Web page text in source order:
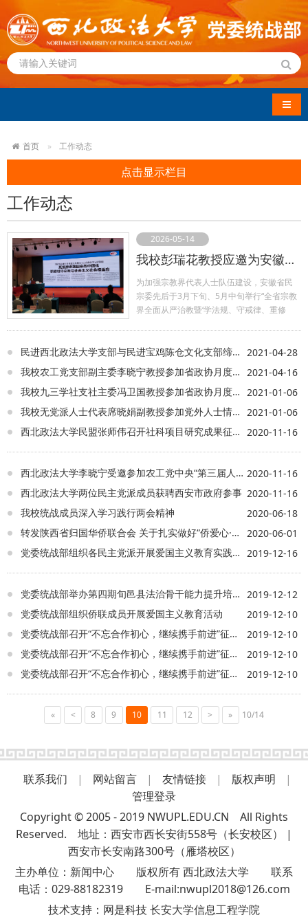
导航
首页 工作动态
点击显示栏目
工作动态
2026-05-14
我校彭瑞花教授应邀为安徽省宗教界培训班授课
为加强宗教界代表人士队伍建设，安徽省民
宗委先后于3月下旬、5月中旬举行“全省宗教
界全面从严治教暨‘学法规、守戒律、重修
两期培训班作“宗教政策法规解读”专题讲座，
安徽省各大宗教团体领导班子成员和主要宗
教活动场所负责人等170余人参加培训。
讲座中，彭瑞花教授围绕学习宗教政策
法规的重要意义、新时代党的宗教工作基本
方针以及当前宗教事务法律体系等内容，进
行了系统深入的解读。授课内容严谨规范、
民进西北政法大学支部与民进宝鸡陈仓文化支部缔结友好支部
2021-04-28
我校农工党支部副主委李晓宁教授参加省政协月度协商座谈会
2021-04-16
我校九三学社支社主委冯卫国教授参加省政协月度协商座谈会
2021-01-06
我校无党派人士代表席晓娟副教授参加党外人士情况通报会
2021-01-06
西北政法大学民盟张师伟召开社科项目研究成果征求意见会
2020-11-16
西北政法大学李晓宁受邀参加农工党中央“第三届人口发展战略研讨会” 2020-11-16
西北政法大学两位民主党派成员获聘西安市政府参事 2020-11-16
我校统战成员深入学习践行两会精神
2020-06-18
转发陕西省归国华侨联合会 关于扎实做好“侨爱心·光明行”活动的通知
2020-06-01
党委统战部组织各民主党派开展爱国主义教育实践活动
2019-12-16
党委统战部举办第四期旬邑县法治骨干能力提升培训班
2019-12-12
党委统战部组织侨联成员开展爱国主义教育活动
2019-12-10
党委统战部召开“不忘合作初心，继续携手前进”征求意见座谈会
2019-12-10
党委统战部召开“不忘合作初心，继续携手前进”征求意见座谈会
2019-12-10
党委统战部召开“不忘合作初心，继续携手前进”征求意见座谈会
2019-12-10
« < 8 9 10 11 12 > » 10/14
联系我们 | 网站留言 | 友情链接 | 版权声明
|
管理登录
Copyright © 2005 - 2019 NWUPL.EDU.CN All Rights
Reserved. 地址：西安市西长安街558号（长安校区） |
西安市长安南路300号（雁塔校区）
主办单位：新闻中心 版权所有 西北政法大学 联系
电话：029-88182319 E-mail:nwupl2018@126.com
技术支持： 网是科技 长安大学信息工程学院